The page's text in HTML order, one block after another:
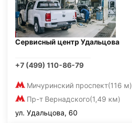
Сервисный центр Удальцова
+7 (499) 110-86-79
Мичуринский проспект(116 м)
Пр-т Вернадского(1,49 км)
ул. Удальцова, 60